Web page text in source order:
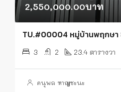
2,550,000.00บาท
3 2 23.4 ตารางวา
ดนุพล หาญชะนะ